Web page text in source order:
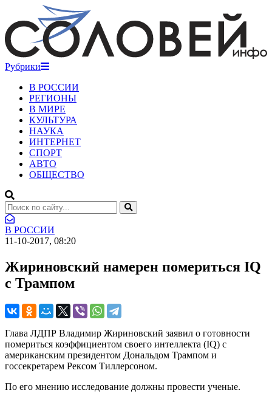
Рубрики
В РОССИИ
РЕГИОНЫ
В МИРЕ
КУЛЬТУРА
НАУКА
ИНТЕРНЕТ
СПОРТ
АВТО
ОБЩЕСТВО
В РОССИИ
11-10-2017, 08:20
Жириновский намерен помериться IQ
с Трампом
Глава ЛДПР Владимир Жириновский заявил о готовности
помериться коэффициентом своего интеллекта (IQ) с
американским президентом Дональдом Трампом и
госсекретарем Рексом Тиллерсоном.
По его мнению исследование должны провести ученые.